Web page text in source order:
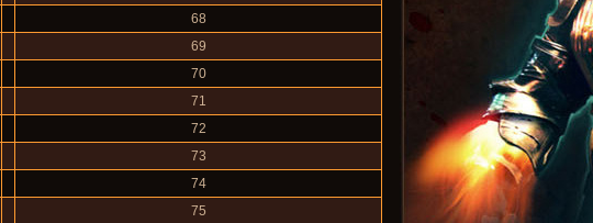
68
69
70
71
72
73
74
75